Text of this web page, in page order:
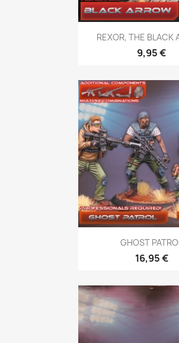
Vista
REXOR, THE BLACK
9,95 €
Vista
GHOST
16,95 €